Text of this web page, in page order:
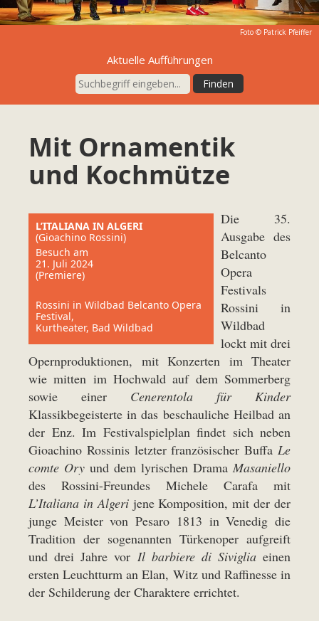
Foto © Patrick Pfeiffer
Aktuelle Aufführungen
Mit Ornamentik
und Kochmütze
L’ITALIANA IN ALGERI
(Gioachino Rossini)
Besuch am
21. Juli 2024
(Premiere)
Rossini in Wildbad Belcanto Opera
Festival,
Kurtheater, Bad Wildbad
Die 35.
Ausgabe des
Belcanto
Opera
Festivals
Rossini in
Wildbad
lockt mit drei
Opernproduktionen, mit Konzerten im Theater
wie mitten im Hochwald auf dem Sommerberg
sowie einer Cenerentola für Kinder
Klassikbegeisterte in das beschauliche Heilbad an
der Enz. Im Festivalspielplan findet sich neben
Gioachino Rossinis letzter französischer Buffa Le
comte Ory und dem lyrischen Drama Masaniello
des Rossini-Freundes Michele Carafa mit
L’Italiana in Algerijene Komposition, mit der der
junge Meister von Pesaro 1813 in Venedig die
Tradition der sogenannten Türkenoper aufgreift
und drei Jahre vor Il barbiere di Sivigliaeinen
ersten Leuchtturm an Elan, Witz und Raffinesse in
der Schilderung der Charaktere errichtet.